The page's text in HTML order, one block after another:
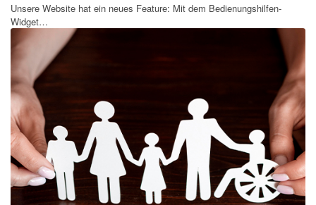
Unsere Website hat ein neues Feature: Mit dem Bedienungshilfen-
Widget…